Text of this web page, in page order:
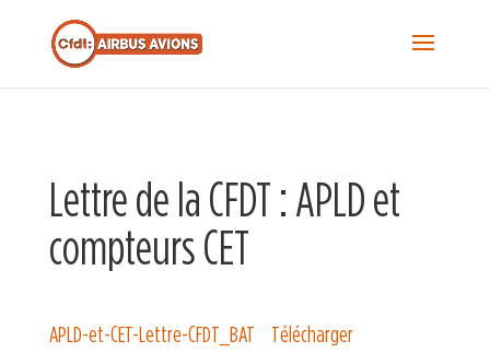
Lettre de la CFDT : APLD et
compteurs CET
APLD-et-CET-Lettre-CFDT_BAT Télécharger